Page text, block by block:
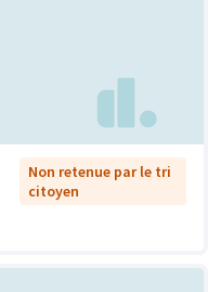
Non retenue par le tri
citoyen